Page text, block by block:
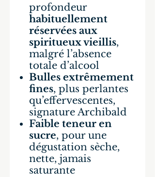
profondeur
habituellement
réservées aux
spiritueux vieillis,
malgré l’absence
totale d’alcool
Bulles extrêmement
fines, plus perlantes
qu’effervescentes,
signature Archibald
Faible teneur en
sucre, pour une
dégustation sèche,
nette, jamais
saturante